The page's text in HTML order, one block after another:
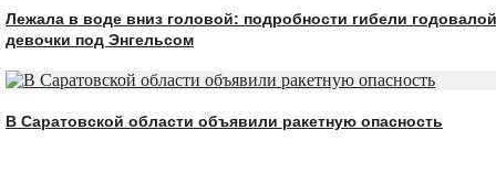
Лежала в воде вниз головой: подробности гибели годовалой
девочки под Энгельсом
В Саратовской области объявили ракетную опасность